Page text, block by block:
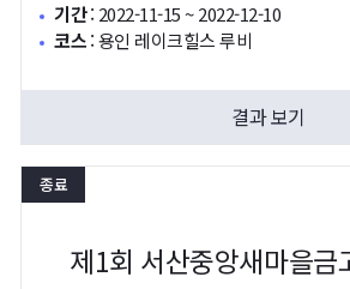
기간: 2022-11-15 ~ 2022-12-10
코스:용인 레이크힐스 루비
결과 보기
종료
제1회 서산중앙새마을금